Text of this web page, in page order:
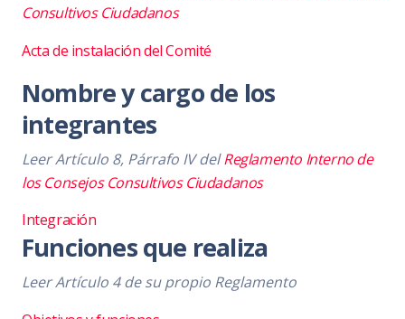
Consultivos Ciudadanos
Acta de instalación del Comité
Nombre y cargo de los
integrantes
Leer Artículo 8, Párrafo IV del Reglamento Interno de
los Consejos Consultivos Ciudadanos
Integración
Funciones que realiza
Leer Artículo 4 de su propio Reglamento